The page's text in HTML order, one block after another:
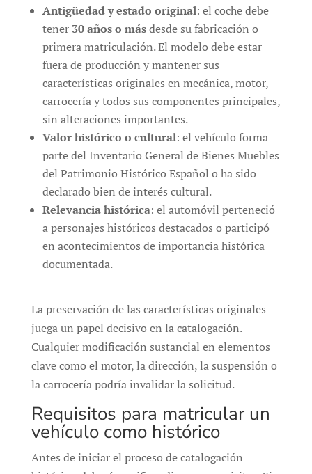
Antigüedad y estado original: el coche debe
tener 30 años o másdesde su fabricación o
primera matriculación. El modelo debe estar
fuera de producción y mantener sus
características originales en mecánica, motor,
carrocería y todos sus componentes principales,
sin alteraciones importantes.
Valor histórico o cultural: el vehículo forma
parte del Inventario General de Bienes Muebles
del Patrimonio Histórico Español o ha sido
declarado bien de interés cultural.
Relevancia histórica: el automóvil perteneció
a personajes históricos destacados o participó
en acontecimientos de importancia histórica
documentada.
La preservación de las características originales
juega un papel decisivo en la catalogación.
Cualquier modificación sustancial en elementos
clave como el motor, la dirección, la suspensión o
la carrocería podría invalidar la solicitud.
Requisitos para matricular un
vehículo como histórico
Antes de iniciar el proceso de catalogación